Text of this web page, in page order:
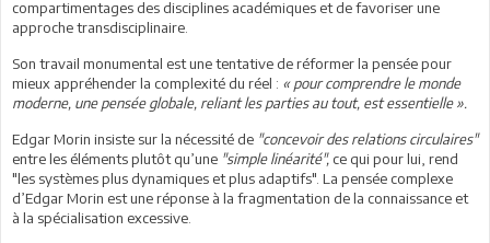
compartimentages des disciplines académiques et de favoriser une
approche transdisciplinaire.
Son travail monumental est une tentative de réformer la pensée pour
mieux appréhender la complexité du réel : « pour comprendre le monde
moderne, une pensée globale, reliant les parties au tout, est essentielle ».
Edgar Morin insiste sur la nécessité de "concevoir des relations circulaires"
entre les éléments plutôt qu’une "simple linéarité", ce qui pour lui, rend
"les systèmes plus dynamiques et plus adaptifs". La pensée complexe
d’Edgar Morin est une réponse à la fragmentation de la connaissance et
à la spécialisation excessive.